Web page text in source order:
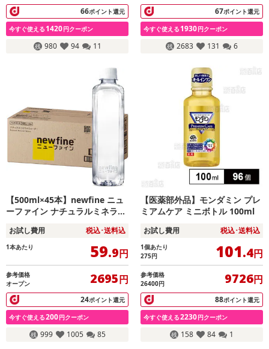
66ポイント還元
今すぐ使える 1420円クーポン
980 94 11
67ポイント還元
今すぐ使える 1930円クーポン
2683 131 6
【500ml×45本】newfine ニュ
ーファイン ナチュラルミネラル
お試し費用 税込･送料込
1本あたり 59.9円
参考価格
オープン
2695円
24ポイント還元
今すぐ使える200円クーポン
999 1005 85
【医薬部外品】モンダミン プレ
ミアムケア ミニボトル 100ml
お試し費用 税込･送料込
1個あたり
275円 101.4円
参考価格
26400円
9726円
88ポイント還元
今すぐ使える2230円クーポン
158 84 1